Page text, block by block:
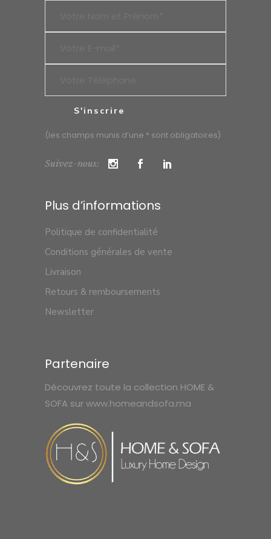
(les champs munis d’une * sont obligatoires)
Suivez-nous:
Plus d’informations
Politique de confidentialité
Conditions générales de vente
Livraison
Retours & remboursements
Newsletter
Partenaire
Découvrez toute la collection HOME &
SOFA surwww.homeandsofa.ma